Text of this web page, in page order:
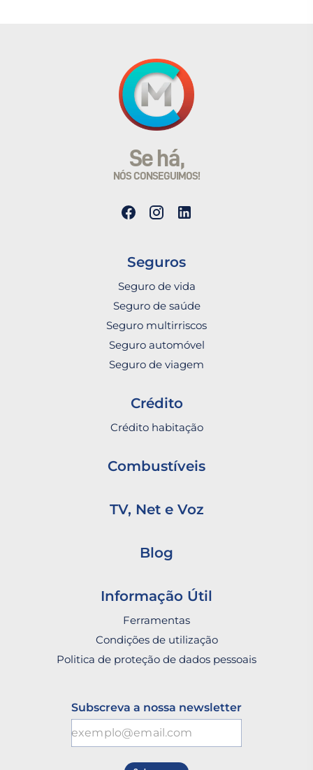
Se há,
NÓS CONSEGUIMOS!
Seguros
Seguro de vida
Seguro de saúde
Seguro multirriscos
Seguro automóvel
Seguro de viagem
Crédito
Crédito habitação
Combustíveis
TV, Net e Voz
Blog
Informação Útil
Ferramentas
Condições de utilização
Politica de proteção de dados pessoais
Subscreva a nossa newsletter